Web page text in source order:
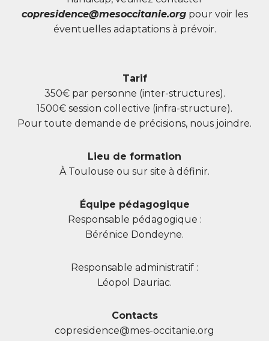
copresidence@mesoccitanie.orgpour voir les
éventuelles adaptations à prévoir.
Tarif
350€ par personne (inter-structures).
1500€ session collective (infra-structure).
Pour toute demande de précisions, nous joindre.
Lieu de formation
À Toulouse ou sur site à définir.
Équipe pédagogique
Responsable pédagogique :
Bérénice Dondeyne.
Responsable administratif :
Léopol Dauriac.
Contacts
copresidence@mes-occitanie.org